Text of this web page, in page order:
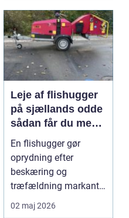
Leje af flishugger
på sjællands odde
sådan får du mest
ud af arbejdet
En flishugger gør
oprydning efter
beskæring og
træfældning markant
lettere. I stedet for at
bruge we...
02 maj 2026